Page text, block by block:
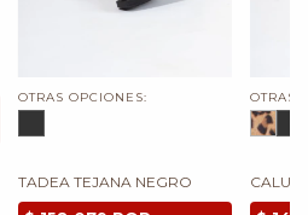
OTRAS OPCIONES:
TADEA TEJANA NEGRO
OTRAS
CALU